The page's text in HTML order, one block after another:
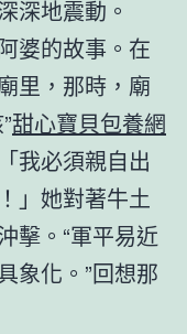
深地震動。
婆的故事。在
里，那時，廟
甜心寶貝包養網
我必須親自出
」她對著牛土
擊。“軍平易近
象化。”回想那